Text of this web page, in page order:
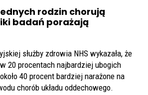
rodzin chorują
badań porażają
służby zdrowia NHS wykazała, że
20 procentach najbardziej ubogich
40 procent bardziej narażone na
chorób układu oddechowego.